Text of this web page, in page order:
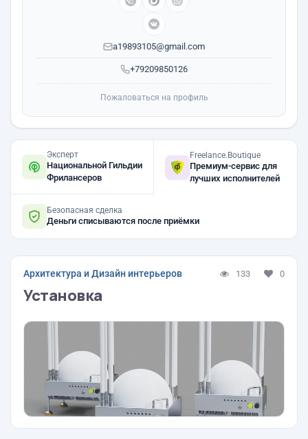
+79209850126
a19893105@gmail.com
Пожаловаться на профиль
Эксперт
Национальной Гильдии
Фрилансеров
Freelance.Boutique
Премиум-сервис для
лучших исполнителей
Безопасная сделка
Деньги списываются после приёмки
Архитектура и Дизайн интерьеров 133 0
Установка